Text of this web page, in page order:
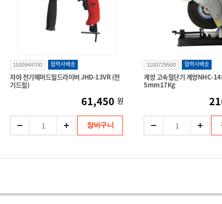
1100944700 협력사배송
자야 전기해머드릴드라이버 JHD-13VR (전
기드릴)
61,450 원
장바구니
1100729500 협력사배송
계양 고속절단기 계양NHC-
5mm17Kg